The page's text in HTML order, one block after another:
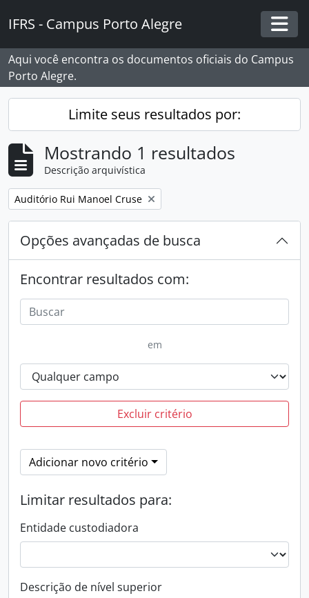
IFRS - Campus Porto Alegre
Aqui você encontra os documentos oficiais do Campus
Porto Alegre.
Limite seus resultados por:
Mostrando 1 resultados
Descrição arquivística
Remover filtro:
Auditório Rui Manoel Cruse
Opções avançadas de busca
Encontrar resultados com:
em
Excluir critério
Adicionar novo critério
Limitar resultados para:
Entidade custodiadora
Descrição de nível superior